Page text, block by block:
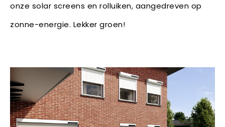
onze solar screens en rolluiken, aangedreven op
zonne-energie. Lekker groen!